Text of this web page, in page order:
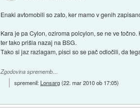
Enaki avtomobili so zato, ker mamo v genih
Kara je pa Cylon, oziroma polcylon, se ne ve
ter tako prišla nazaj na BSG.
Tako si jaz razlagam, pisci so se pač odločili, da
Zgodovina sprememb…
spremenil:Lonsarg(22. mar 2010 ob 17:05)